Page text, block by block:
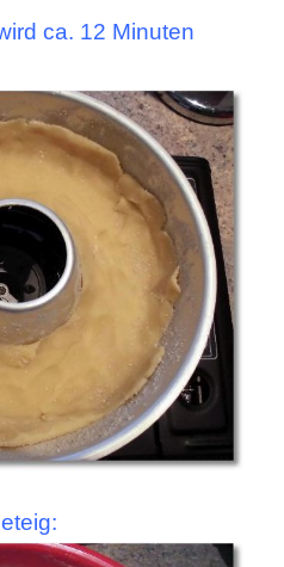
ca. 12 Minuten